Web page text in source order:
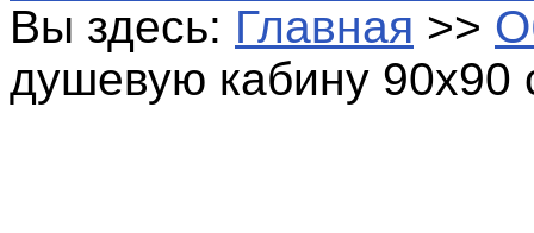
Вы здесь: Главная >>
душевую кабину 90x90